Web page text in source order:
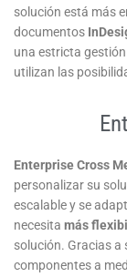
solución está más
documentos
una estricta
utilizan las
Enterprise Cross
personalizar su
escalable y se
necesitamás
solución. Gracias
componentes a